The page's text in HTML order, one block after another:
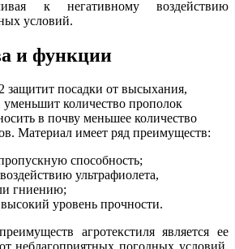
к негативному воздействию
условий.
и функции
защитит посадки от высыхания,
уменьшит количество прополок
в почву меньшее количество
Материал имеет ряд преимуществ:
способность;
ультрафиолета,
гниению;
уровень прочности.
агротекстиля является ее